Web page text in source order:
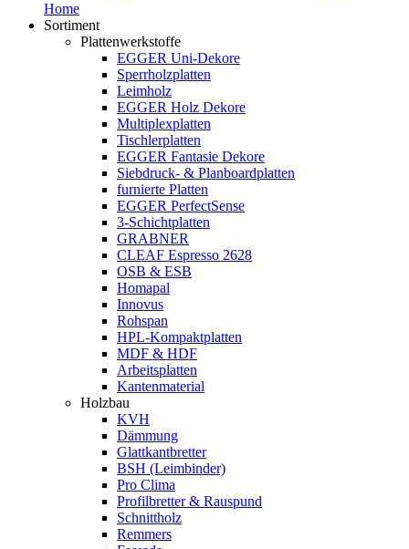
Home
Sortiment
Plattenwerkstoffe
EGGER Uni-Dekore
Sperrholzplatten
Leimholz
EGGER Holz Dekore
Multiplexplatten
Tischlerplatten
EGGER Fantasie Dekore
Siebdruck- & Planboardplatten
furnierte Platten
EGGER PerfectSense
3-Schichtplatten
GRABNER
CLEAF Espresso 2628
OSB & ESB
Homapal
Innovus
Rohspan
HPL-Kompaktplatten
MDF & HDF
Arbeitsplatten
Kantenmaterial
Holzbau
KVH
Dämmung
Glattkantbretter
BSH (Leimbinder)
Pro Clima
Profilbretter & Rauspund
Schnittholz
Remmers